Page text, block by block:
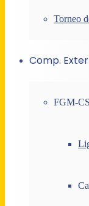
Torneo
Comp.
FGM-